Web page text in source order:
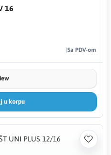
16
Sa PDV-om
u korpu